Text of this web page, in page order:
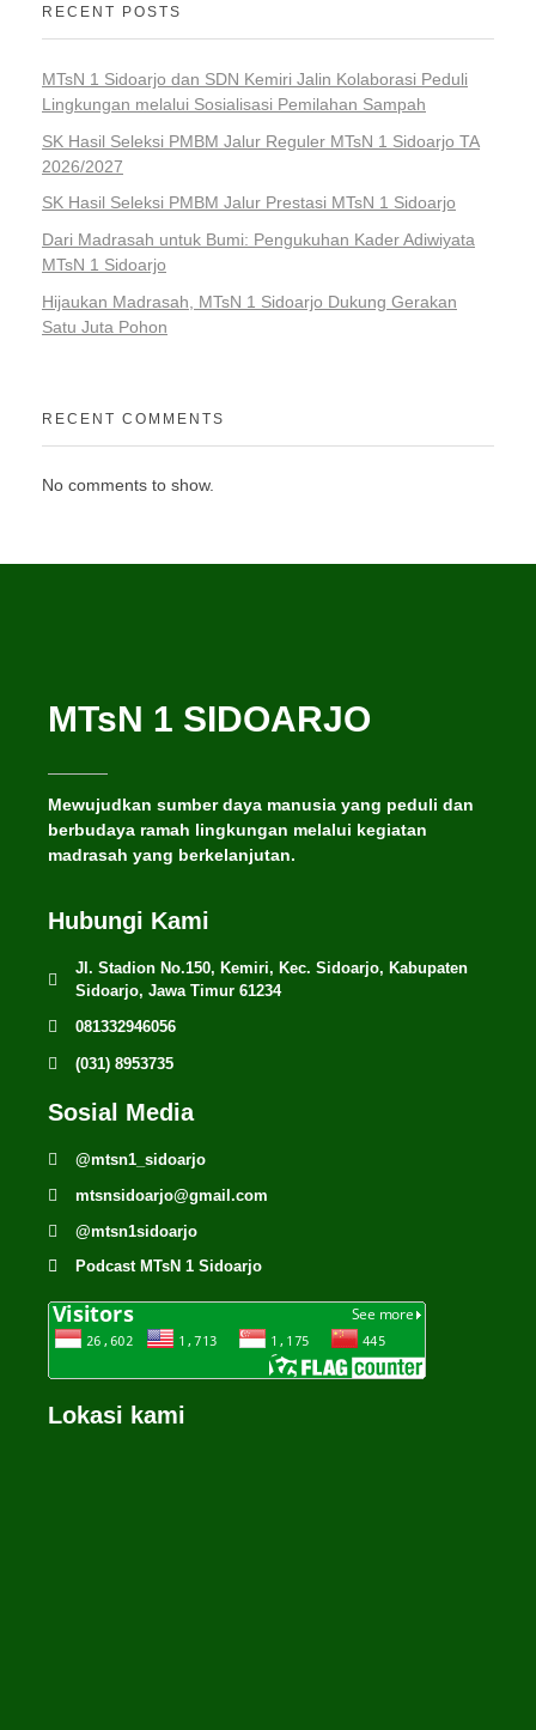
RECENT POSTS
MTsN 1 Sidoarjo dan SDN Kemiri Jalin Kolaborasi Peduli
Lingkungan melalui Sosialisasi Pemilahan Sampah
SK Hasil Seleksi PMBM Jalur Reguler MTsN 1 Sidoarjo TA
2026/2027
SK Hasil Seleksi PMBM Jalur Prestasi MTsN 1 Sidoarjo
Dari Madrasah untuk Bumi: Pengukuhan Kader Adiwiyata
MTsN 1 Sidoarjo
Hijaukan Madrasah, MTsN 1 Sidoarjo Dukung Gerakan
Satu Juta Pohon
RECENT COMMENTS
No comments to show.
MTsN 1 SIDOARJO
Mewujudkan sumber daya manusia yang peduli dan
berbudaya ramah lingkungan melalui kegiatan
madrasah yang berkelanjutan.
Hubungi Kami
Jl. Stadion No.150, Kemiri, Kec. Sidoarjo, Kabupaten
Sidoarjo, Jawa Timur 61234
081332946056
(031) 8953735
Sosial Media
@mtsn1_sidoarjo
mtsnsidoarjo@gmail.com
@mtsn1sidoarjo
Podcast MTsN 1 Sidoarjo
Lokasi kami